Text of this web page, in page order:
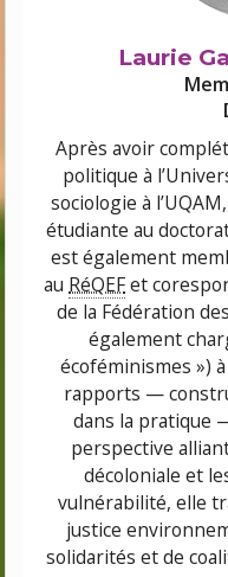
Laurie
Après avoir
politique à
sociologie à
étudiante au
est également
au RéQEFet
de la Fédération
également
écoféminismes ») à
rapports —
dans la pratique
perspective
décoloniale et
vulnérabilité, elle
justice
solidarités et de